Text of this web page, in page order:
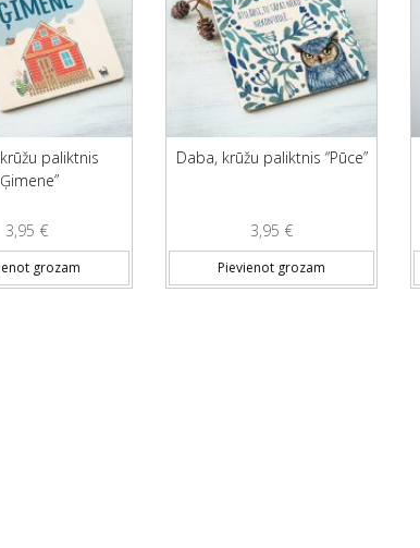
paliktnis
3,95 €
grozam
Daba, krūžu paliktnis “Pūce”
3,95 €
Pievienot grozam